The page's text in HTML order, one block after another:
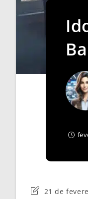
Última21 de